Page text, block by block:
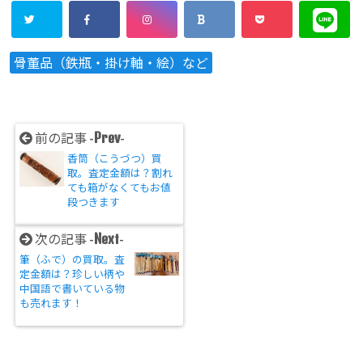
骨董品（鉄瓶・掛け軸・絵）など
前の記事 -Prev-
香筒（こうづつ）買
取。査定金額は？割れ
ても箱がなくてもお値
段つきます
次の記事 -Next-
筆（ふで）の買取。査
定金額は？珍しい柄や
中国語で書いている物
も売れます！